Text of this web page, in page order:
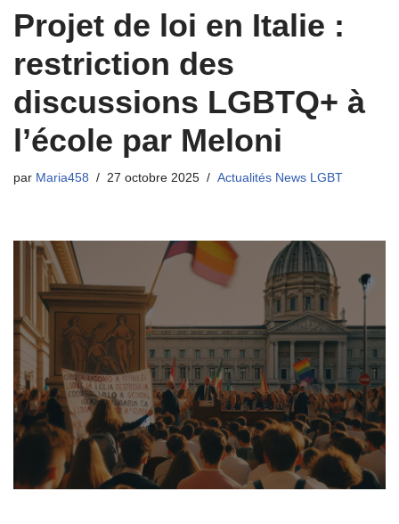
Projet de loi en Italie :
restriction des
discussions LGBTQ+ à
l’école par Meloni
par Maria458 27 octobre 2025 Actualités News LGBT